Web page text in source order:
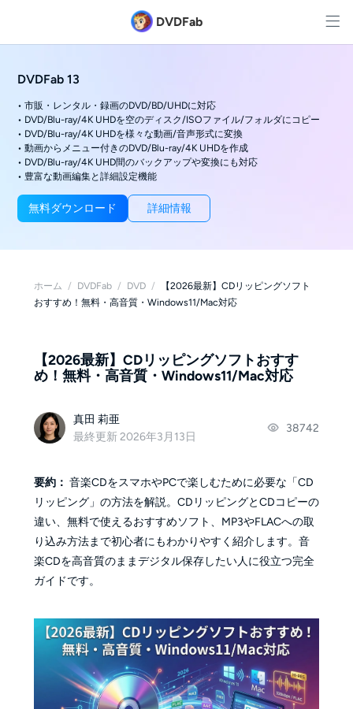
DVDFab
DVDFab 13
• 市販・レンタル・録画のDVD/BD/UHDに対応
• DVD/Blu-ray/4K UHDを空のディスク/ISOファイル/フォルダにコピー
• DVD/Blu-ray/4K UHDを様々な動画/音声形式に変換
• 動画からメニュー付きのDVD/Blu-ray/4K UHDを作成
• DVD/Blu-ray/4K UHD間のバックアップや変換にも対応
• 豊富な動画編集と詳細設定機能
無料ダウンロード 詳細情報
ホーム / DVDFab / DVD /
【2026最新】CDリッピングソフト
おすすめ！無料・高音質・Windows11/Mac対応
【2026最新】CDリッピングソフトおすす
め！無料・高音質・Windows11/Mac対応
真田 莉亜
最終更新 2026年3月13日
38742
要約： 音楽CDをスマホやPCで楽しむために必要な「CD
リッピング」の方法を解説。CDリッピングとCDコピーの
違い、無料で使えるおすすめソフト、MP3やFLACへの取
り込み方法まで初心者にもわかりやすく紹介します。音
楽CDを高音質のままデジタル保存したい人に役立つ完全
ガイドです。